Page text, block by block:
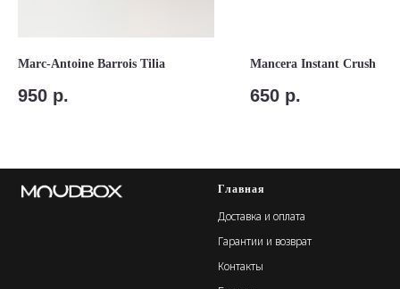
Marc-Antoine Barrois Tilia
950 р.
Mancera Instant Crush
650 р.
Главная
Доставка и оплата
Гарантии и возврат
Контакты